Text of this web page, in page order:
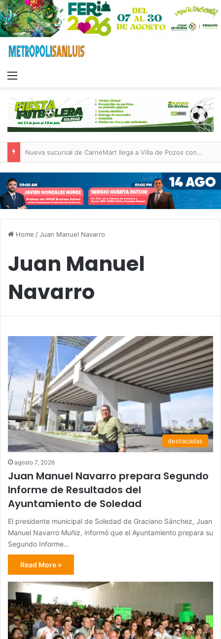
DIF Municipal de Soledad celebra graduación de niñas y niños de las estancias “Capullito 1 y 2”
Home /Juan Manuel Navarro
Juan Manuel
Navarro
destacadas
agosto 7, 2026
Juan Manuel Navarro prepara Segundo
Informe de Resultados del
Ayuntamiento de Soledad
El presidente municipal de Soledad de Graciano Sánchez, Juan
Manuel Navarro Muñiz, informó que el Ayuntamiento prepara su
Segundo Informe…
Read More »